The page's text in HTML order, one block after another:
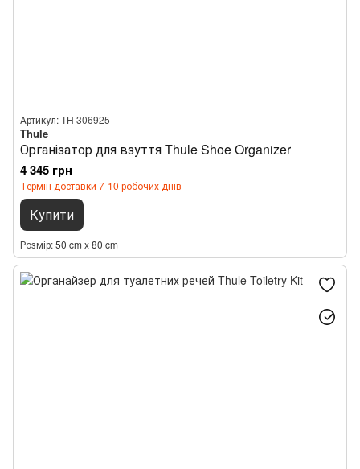
Артикул: TH 306925
Thule
Організатор для взуття Thule Shoe Organizer
4 345 грн
Термін доставки 7-10 робочих днів
Купити
Розмір 50 cm x 80 cm